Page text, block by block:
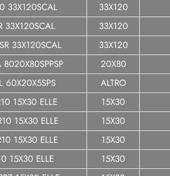
33X120SCAL 33X120
33X120SCAL 33X120
33X120SCAL 33X120
20X80
60X20X5SPS ALTRO
15X30 ELLE 15X30
15X30 ELLE 15X30
15X30 ELLE 15X30
15X30 ELLE 15X30